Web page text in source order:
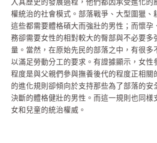
入其歷史的發展過程，他們都因承受進化的
權統治的社會模式。部落戰爭、大型圍獵、
這些都需要體格碩大而強壯的男性；而懷孕
務卻需要女性的相對較大的臀部與不必要多
量。當然，在原始先民的部落之中，有很多
以滿足勞動分工的要求。有證據顯示，女性
程度是與父親們參與撫養後代的程度正相關
的進化規則卻傾向於支持那些為了部落的安
決斷的體格健壯的男性。而這一規則也同樣
女和兒童的統治權威。